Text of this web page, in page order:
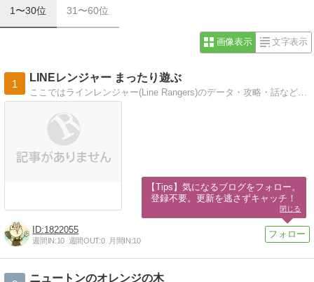
1〜30位 31〜60位
画像表示 文字表示
1
LINEレンジャー まったり遊ぶ
ここではラインレンジャー(Line Rangers)のデータ・攻略・話などを紹介していきます。 最新レンジャーの紹介とかはできませんが、少しでも参考にしてもら…
1822055
週間IN:10 週間OUT:0 月間IN:10
ニュートンのオレンジの木
【Tips】気になるブログをフォロー。
登録不要。更新を逃さずキャッチ！
閉じる